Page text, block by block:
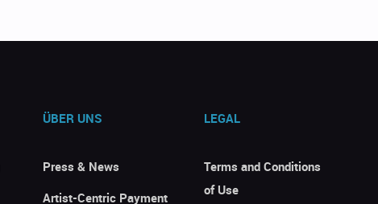
ÜBER UNS
Press & News
Artist-Centric Payment
LEGAL
Terms and Conditions
of Use